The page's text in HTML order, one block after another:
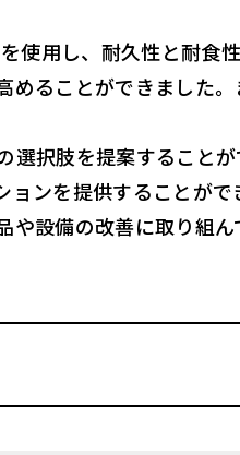
使用し、耐久性と耐食
めることができました
択肢を提案すること
ンを提供することがで
設備の改善に取り組